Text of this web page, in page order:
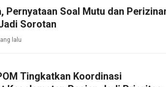
Pernyataan Soal Mutu dan
Sorotan
lalu
Tingkatkan Koordinasi